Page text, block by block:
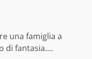
una famiglia a
di fantasia....